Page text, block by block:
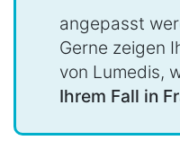
angepasst
Gerne zeigen
von Lumedis,
Ihrem Fall in